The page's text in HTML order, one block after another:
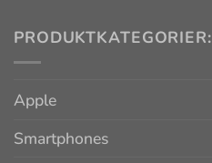
PRODUKTKATEGORIER:
Apple
Smartphones